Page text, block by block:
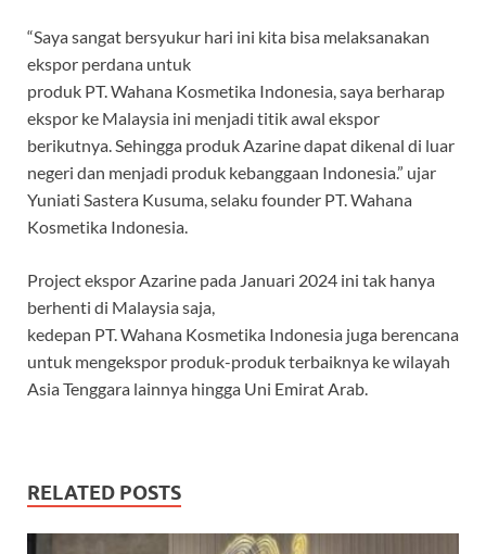
“Saya sangat bersyukur hari ini kita bisa melaksanakan
ekspor perdana untuk
produk PT. Wahana Kosmetika Indonesia, saya berharap
ekspor ke Malaysia ini menjadi titik awal ekspor
berikutnya. Sehingga produk Azarine dapat dikenal di luar
negeri dan menjadi produk kebanggaan Indonesia.” ujar
Yuniati Sastera Kusuma, selaku founder PT. Wahana
Kosmetika Indonesia.
Project ekspor Azarine pada Januari 2024 ini tak hanya
berhenti di Malaysia saja,
kedepan PT. Wahana Kosmetika Indonesia juga berencana
untuk mengekspor produk-produk terbaiknya ke wilayah
Asia Tenggara lainnya hingga Uni Emirat Arab.
RELATED POSTS